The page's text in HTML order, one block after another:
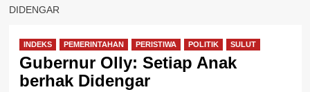
DIDENGAR
INDEKS PEMERINTAHAN PERISTIWA POLITIK SULUT
Gubernur Olly: Setiap Anak
berhak Didengar